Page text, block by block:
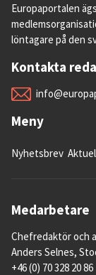
Europaportalen
löntagare på den
Kontakta
Meny
Nyhetsbrev
Medarbetare
Chefredaktör och
Anders Selnes,
+46 (0) 70 328 20 86